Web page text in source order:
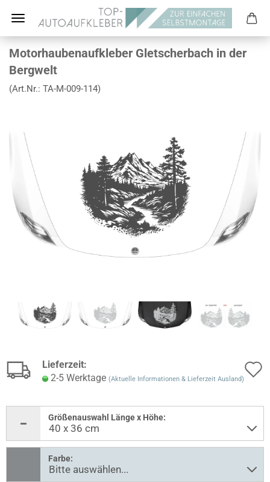
Motorhaubenaufkleber Gletscherbach in der
Bergwelt
(Art.Nr.: TA-M-009-114)
Lieferzeit:
2-5 Werktage (Aktuelle Informationen & Lieferzeit Ausland)
Größenauswahl Länge x Höhe:
Farbe: